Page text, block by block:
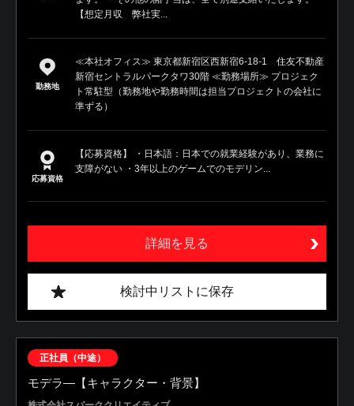
【想定月収 弊社実...
勤務地
≪本社オフィス≫ 東京都新宿区西新宿6-18-1 住友不動産
新宿セントラルパークタワ30階 ≪勤務場所≫ プロジェク
ト常駐型（勤務地や勤務時間は担当プロジェクトの会社に
準ずる）
応募資格
【応募資格】 ・日本語：日本での就業経験があり、業務に
支障がない ・3年以上のゲームでのモデリン...
詳細を見る
検討中リストに保存
正社員（中途）
モデラ―【キャラクター・背景】